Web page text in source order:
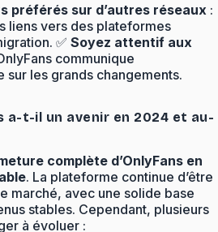
préférés sur d’autres réseaux :
liens vers des plateformes
✅ Soyez attentif aux
communique
sur les grands changements.
a-t-il un avenir en 2024 et au-
complète d’OnlyFans en
. La plateforme continue d’être
marché, avec une solide base
stables. Cependant, plusieurs
à évoluer :